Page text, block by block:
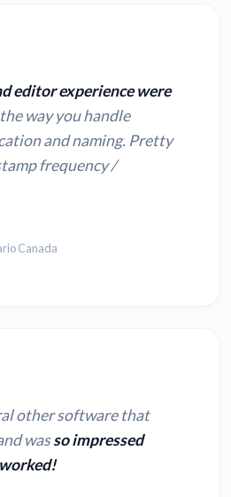
editor experience were
way you handle
and naming. Pretty
frequency /
Canada
other software that
wasso impressed